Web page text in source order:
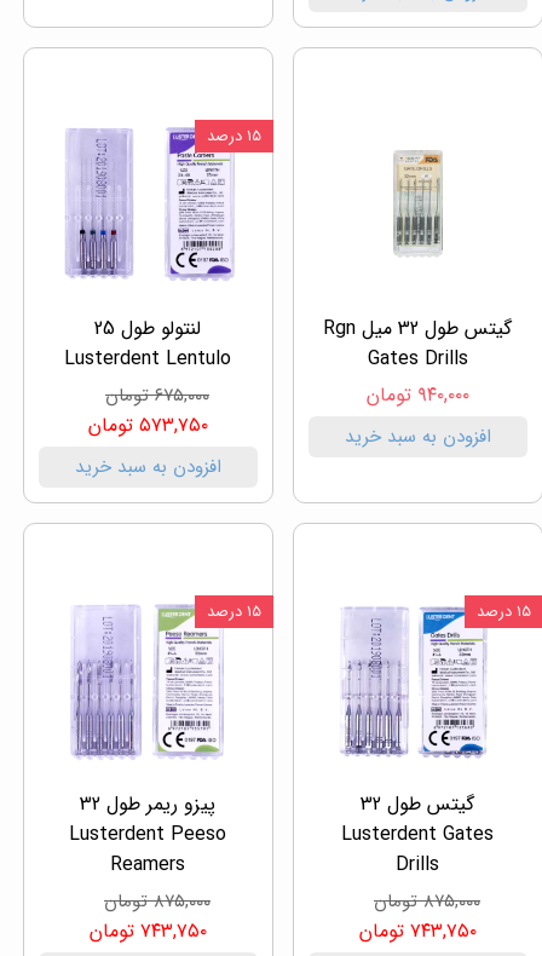
گیتس طول 32 میل Rgn
Gates Drills
۹۴۰,۰۰۰ تومان
افزودن به سبد خرید
لنتولو طول 25
Lusterdent Lentulo
۶۷۵,۰۰۰ تومان
۵۷۳,۷۵۰ تومان
افزودن به سبد خرید
۱۵ درصد
گیتس طول 32
Lusterdent Gates
Drills
۸۷۵,۰۰۰ تومان
۷۴۳,۷۵۰ تومان
۱۵ درصد
پیزو ریمر طول 32
Lusterdent Peeso
Reamers
۸۷۵,۰۰۰ تومان
۷۴۳,۷۵۰ تومان
۱۵ درصد